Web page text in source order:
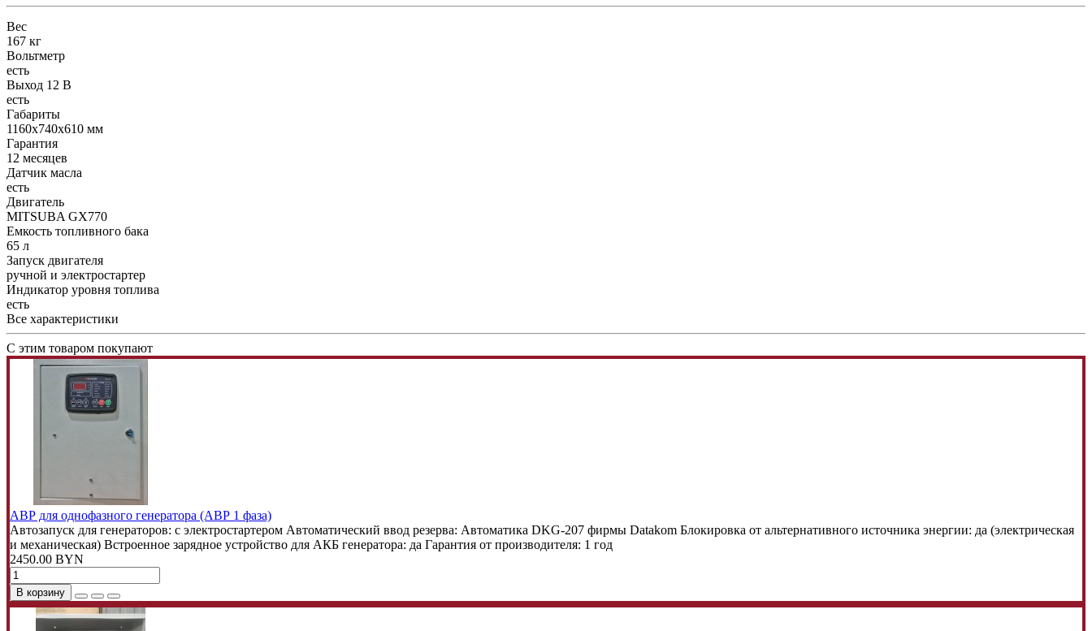
Вес
167 кг
Вольтметр
есть
Выход 12 В
есть
Габариты
1160х740х610 мм
Гарантия
12 месяцев
Датчик масла
есть
Двигатель
MITSUBA GX770
Емкость топливного бака
65 л
Запуск двигателя
ручной и электростартер
Индикатор уровня топлива
есть
Все характеристики
С этим товаром покупают
АВР для однофазного генератора (АВР 1 фаза)
Автозапуск для генераторов: с электростартером Автоматический ввод резерва: Автоматика DKG-207 фирмы Datakom Блокировка от альтернативного источника энергии: да (электрическая
и механическая) Встроенное зарядное устройство для АКБ генератора: да Гарантия от производителя: 1 год
2450.00 BYN
В корзину